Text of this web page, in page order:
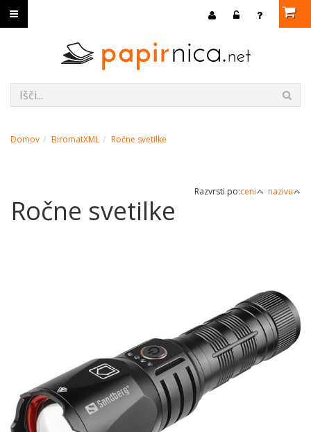
Domov BiromatXML Ročne svetilke
Razvrsti po:ceni nazivu
Ročne svetilke